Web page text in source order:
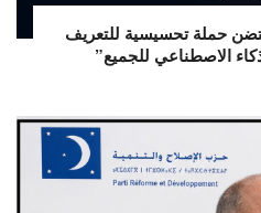
حملة تحسيسية للتعريف
الاصطناعي للجميع”